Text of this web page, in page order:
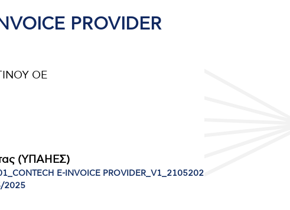
PROVIDER
ΟΕ
(ΥΠΑΗΕΣ)
E-INVOICE PROVIDER_V1_2105202
2025